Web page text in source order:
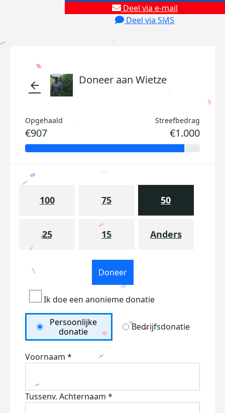
Deel via e-mail
Deel via SMS
arrow_back Doneer aan Wietze
Opgehaald
€907
Streefbedrag
€1.000
100 75 50
25 15 Anders
Doneer
Ik doe een anonieme donatie
Persoonlijke
donatie
Bedrijfsdonatie
Voornaam *
Tussenv. Achternaam *